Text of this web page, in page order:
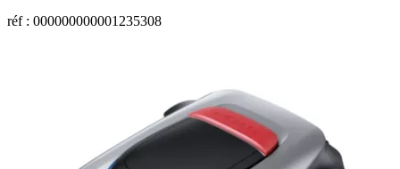
réf : 000000000001235308